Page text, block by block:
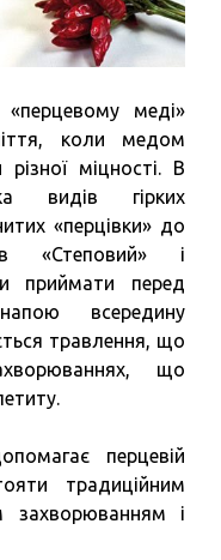
меді»
коли медом
різної міцності. В
видів гірких
«перцівки» до
«Степовий» і
приймати перед
всередину
травлення, що
що
перцевій
традиційним
захворюванням і